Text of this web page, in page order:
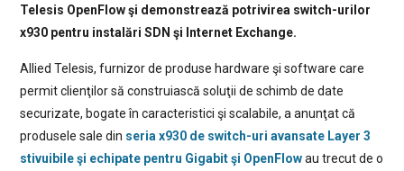
Telesis OpenFlow şi demonstrează potrivirea switch-urilor
x930 pentru instalări SDN şi Internet Exchange.
Allied Telesis, furnizor de produse hardware şi software care
permit clienţilor să construiască soluţii de schimb de date
securizate, bogate în caracteristici şi scalabile, a anunţat că
produsele sale din seria x930 de switch-uri avansate Layer 3
stivuibile şi echipate pentru Gigabit şi OpenFlowau trecut de o